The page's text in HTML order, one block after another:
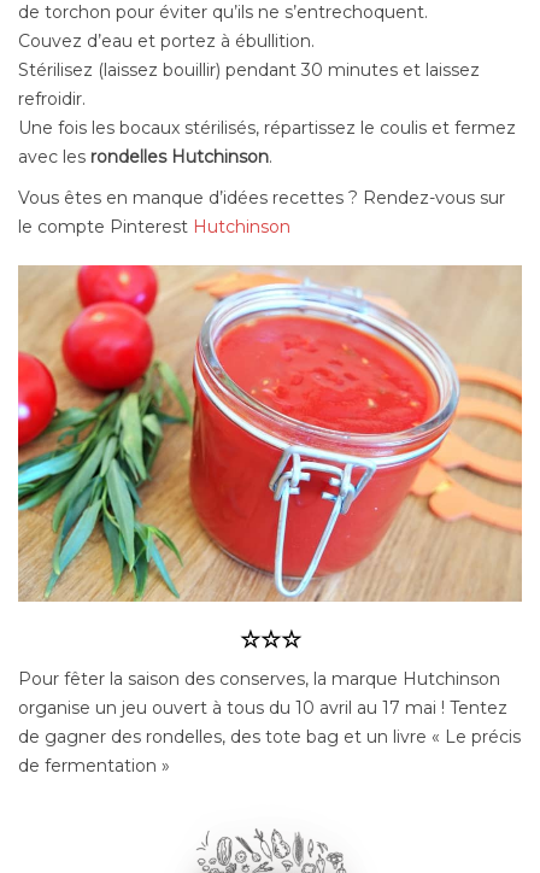
de torchon pour éviter qu’ils ne s’entrechoquent.
Couvez d’eau et portez à ébullition.
Stérilisez (laissez bouillir) pendant 30 minutes et laissez
refroidir.
Une fois les bocaux stérilisés, répartissez le coulis et fermez
avec les rondelles Hutchinson.
Vous êtes en manque d’idées recettes ? Rendez-vous sur
le compte Pinterest Hutchinson
☆☆☆
Pour fêter la saison des conserves, la marque Hutchinson
organise un jeu ouvert à tous du 10 avril au 17 mai ! Tentez
de gagner des rondelles, des tote bag et un livre « Le précis
de fermentation »